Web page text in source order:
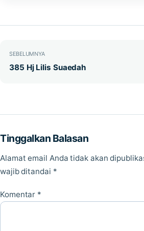
Navigasi pos
SEBELUMNYA
385 Hj Lilis Suaedah
Tinggalkan Balasan
Alamat email Anda tidak akan
wajib ditandai *
Komentar *